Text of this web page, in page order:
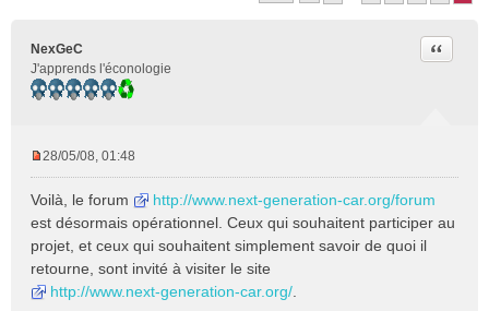
NexGeC
J'apprends l'éconologie
Citer
s
s
a
g
e
28/05/08, 01:48
Voilà, le forum
http://www.next-generation-car.org/forum
est désormais opérationnel. Ceux qui souhaitent participer au
projet, et ceux qui souhaitent simplement savoir de quoi il
retourne, sont invité à visiter le site
http://www.next-generation-car.org/